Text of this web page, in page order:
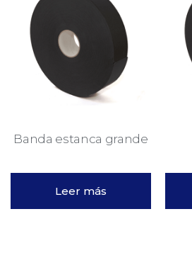
Banda estanca grande
Leer más